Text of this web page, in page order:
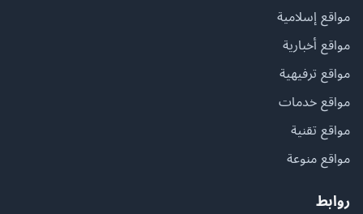
مواقع إسلامية
مواقع أخبارية
مواقع ترفيهية
مواقع خدمات
مواقع تقنية
مواقع منوعة
روابط